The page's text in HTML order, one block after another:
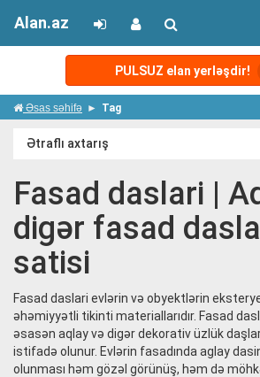
PULSUZ elan yerləşdir!
Alan.az
Əsas səhifə Tag
Ətraflı axtarış
Fasad daslari |
digər fasad
satisi
Fasad daslari evlərin və obyektlərin
əhəmiyyətli tikinti materiallarıdır. Fasad
əsasən aqlay və digər dekorativ üzlük
istifadə olunur. Evlərin fasadında aglay
olunması həm gözəl görünüş, həm də